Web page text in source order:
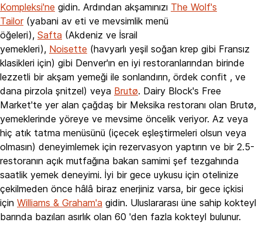
Kompleksi'ne gidin. Ardından akşamınızı The Wolf's
Tailor(yabani av eti ve mevsimlik menü
öğeleri), Safta (Akdeniz ve İsrail
yemekleri), Noisette (havyarlı yeşil soğan krep gibi Fransız
klasikleri için) gibi Denver'ın en iyi restoranlarından birinde
lezzetli bir akşam yemeği ile sonlandırın, ördek confit , ve
dana pirzola şnitzel) veya Brutø. Dairy Block's Free
Market'te yer alan çağdaş bir Meksika restoranı olan Brutø,
yemeklerinde yöreye ve mevsime öncelik veriyor. Az veya
hiç atık tatma menüsünü (içecek eşleştirmeleri olsun veya
olmasın) deneyimlemek için rezervasyon yaptırın ve bir 2.5-
restoranın açık mutfağına bakan samimi şef tezgahında
saatlik yemek deneyimi. İyi bir gece uykusu için otelinize
çekilmeden önce hâlâ biraz enerjiniz varsa, bir gece içkisi
için Williams & Graham'a gidin. Uluslararası üne sahip kokteyl
barında bazıları asırlık olan 60 'den fazla kokteyl bulunur.